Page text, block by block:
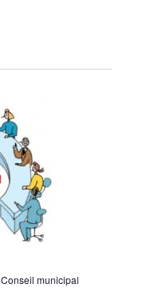
Conseil municipal